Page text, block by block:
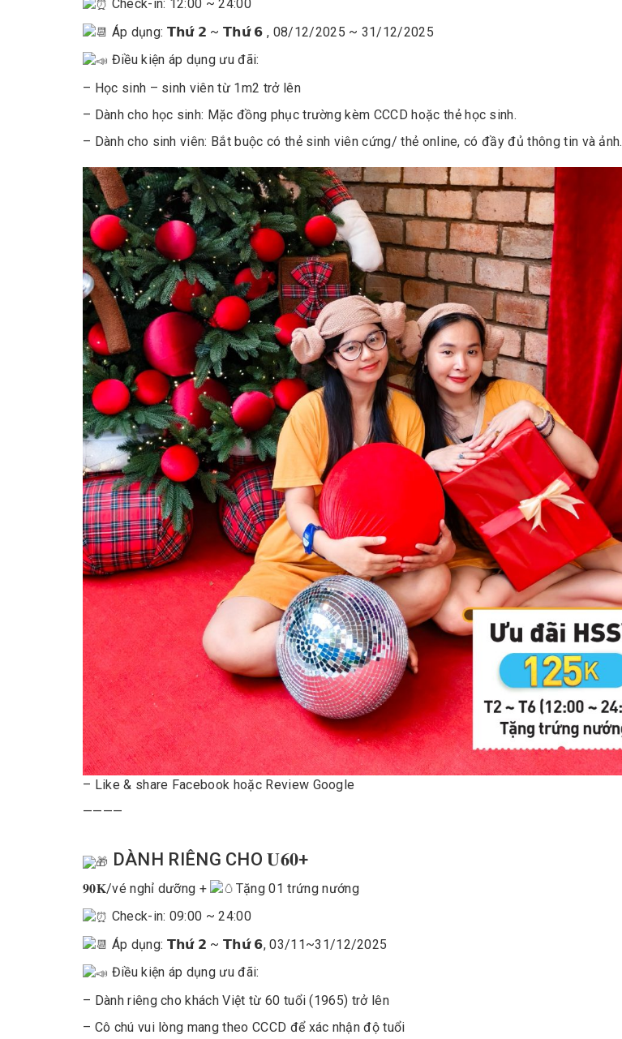
Check-in: 12:00 ~ 24:00
Áp dụng: 𝗧𝗵𝘂̛́ 𝟮 ~ 𝗧𝗵𝘂̛́ 𝟲 , 08/12/2025 ~ 31/12/2025
Điều kiện áp dụng ưu đãi:
– Học sinh – sinh viên từ 1m2 trở lên
– Dành cho học sinh: Mặc đồng phục trường kèm CCCD hoặc thẻ học sinh.
– Dành cho sinh viên: Bắt buộc có thẻ sinh viên cứng/ thẻ online, có đầy đủ thông tin và ảnh.
– Like & share Facebook hoặc Review Google
————
DÀNH RIÊNG CHO 𝐔𝟔𝟎+
𝟗𝟎𝐊/vé nghỉ dưỡng +
Tặng 01 trứng nướng
Check-in: 09:00 ~ 24:00
Áp dụng: 𝗧𝗵𝘂̛́ 𝟮 ~ 𝗧𝗵𝘂̛́ 𝟲, 03/11~31/12/2025
Điều kiện áp dụng ưu đãi:
– Dành riêng cho khách Việt từ 60 tuổi (1965) trở lên
– Cô chú vui lòng mang theo CCCD để xác nhận độ tuổi